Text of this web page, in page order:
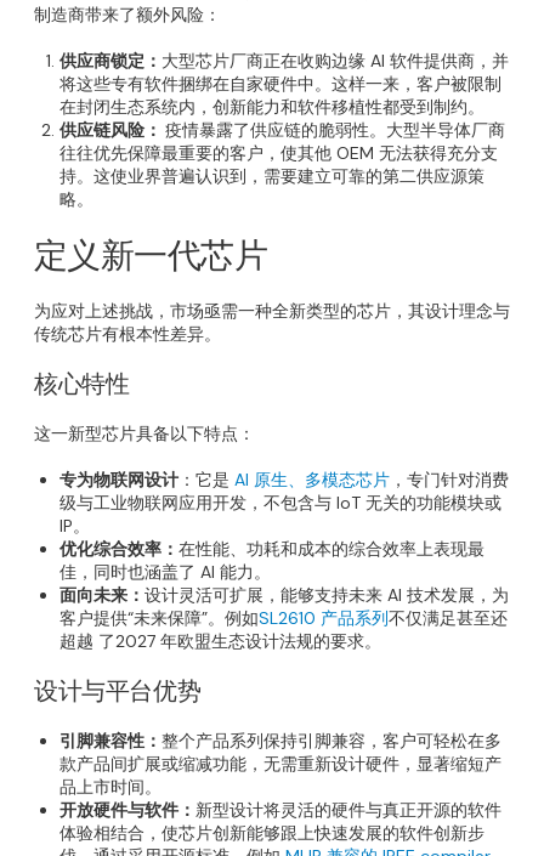
制造商带来了额外风险：
供应商锁定： 大型芯片厂商正在收购边缘 AI 软件提供商，并
将这些专有软件捆绑在自家硬件中。这样一来，客户被限制
在封闭生态系统内，创新能力和软件移植性都受到制约。
供应链风险： 疫情暴露了供应链的脆弱性。大型半导体厂商
往往优先保障最重要的客户，使其他 OEM 无法获得充分支
持。这使业界普遍认识到，需要建立可靠的第二供应源策
略。
定义新一代芯片
为应对上述挑战，市场亟需一种全新类型的芯片，其设计理念与
传统芯片有根本性差异。
核心特性
这一新型芯片具备以下特点：
专为物联网设计 ：它是 AI 原生、多模态芯片 ，专门针对消费
级与工业物联网应用开发，不包含与 IoT 无关的功能模块或
IP。
优化综合效率： 在性能、功耗和成本的综合效率上表现最
佳，同时也涵盖了 AI 能力。
面向未来： 设计灵活可扩展，能够支持未来 AI 技术发展，为
客户提供“未来保障”。例如SL2610 产品系列不仅满足甚至还
超越 了2027 年欧盟生态设计法规的要求。
设计与平台优势
引脚兼容性： 整个产品系列保持引脚兼容，客户可轻松在多
款产品间扩展或缩减功能，无需重新设计硬件，显著缩短产
品上市时间。
开放硬件与软件： 新型设计将灵活的硬件与真正开源的软件
体验相结合，使芯片创新能够跟上快速发展的软件创新步